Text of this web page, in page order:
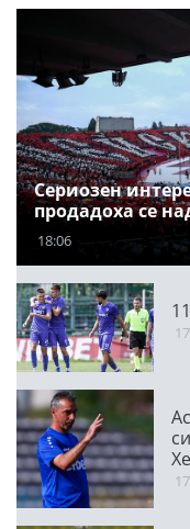
Сериозен
продадоха се
18:06